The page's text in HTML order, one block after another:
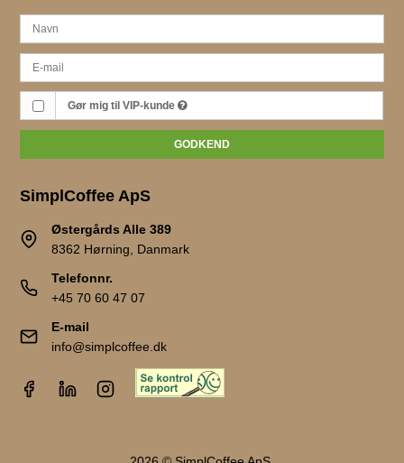
Gør mig til VIP-kunde
GODKEND
SimplCoffee ApS
Østergårds Alle 389
8362 Hørning, Danmark
Telefonnr.
+45 70 60 47 07
E-mail
info@simplcoffee.dk